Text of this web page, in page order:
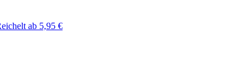
ab 5,95 €